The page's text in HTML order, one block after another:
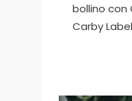
bollino con
Carby Label